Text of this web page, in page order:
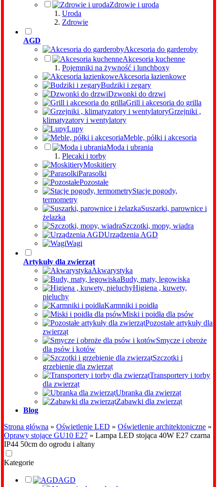
Zdrowie i uroda
Uroda
Zdrowie
AGD
Akcesoria do garderoby
Akcesoria kuchenne
Pojemniki na żywność i lunchboxy
Akcesoria łazienkowe
Budziki i zegary
Dzwonki do drzwi
Grill i akcesoria do grilla
Grzejniki ,
klimatyzatory i wentylatory
Lupy
Meble, półki i akcesoria
Moda i ubrania
Plecaki i torby
Moskitiery
Parasolki
Pozostałe
Stacje pogody,
termometry
Suszarki, parownice i
żelazka
Szczotki, mopy, wiadra
Urządzenia AGD
Wagi
Artykuły dla zwierząt
Akwarystyka
Budy, maty, legowiska
Higiena , kuwety,
pieluchy
Karmniki i poidła
Miski i poidła dla psów
Pozostałe artykuły dla
zwierząt
Smycze i obroże
dla psów i kotów
Szczotki i
grzebienie dla zwierząt
Transportery i torby
dla zwierząt
Ubranka dla zwierząt
Zabawki dla zwierząt
Blog
Strona główna » Oświetlenie LED » Oświetlenie architektoniczne »
Oprawy stojące GU10 E27 » Lampa LED stojąca 40W E27 czarna
IP44 50cm do ogrodu i altany
Kategorie
AGD